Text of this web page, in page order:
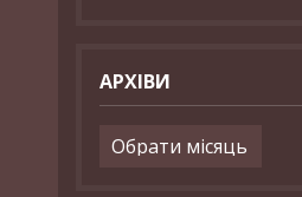
АРХІВИ
Архіви